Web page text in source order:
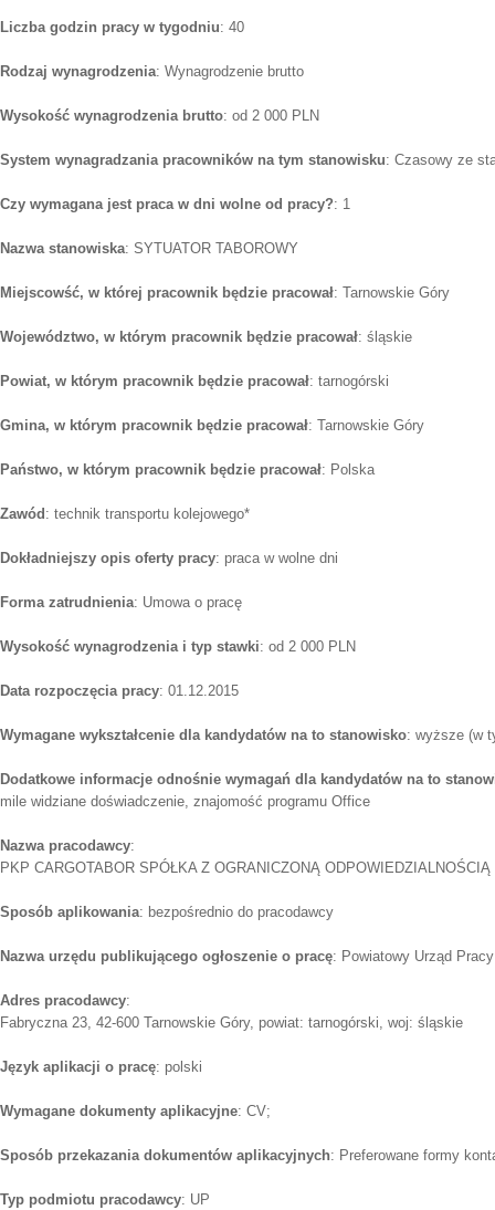
Liczba godzin pracy w tygodniu: 40
Rodzaj wynagrodzenia: Wynagrodzenie brutto
Wysokość wynagrodzenia brutto: od 2 000 PLN
System wynagradzania pracowników na tym stanowisku: Czasowy ze
Czy wymagana jest praca w dni wolne od pracy?: 1
Nazwa stanowiska: SYTUATOR TABOROWY
Miejscowść, w której pracownik będzie pracował: Tarnowskie Góry
Województwo, w którym pracownik będzie pracował: śląskie
Powiat, w którym pracownik będzie pracował: tarnogórski
Gmina, w którym pracownik będzie pracował: Tarnowskie Góry
Państwo, w którym pracownik będzie pracował: Polska
Zawód : technik transportu kolejowego*
Dokładniejszy opis oferty pracy: praca w wolne dni
Forma zatrudnienia: Umowa o pracę
Wysokość wynagrodzenia i typ stawki: od 2 000 PLN
Data rozpoczęcia pracy: 01.12.2015
Wymagane wykształcenie dla kandydatów na to stanowisko: wyższe (w
Dodatkowe informacje odnośnie wymagań dla kandydatów na to
mile widziane doświadczenie, znajomość programu Office
Nazwa pracodawcy:
PKP CARGOTABOR SPÓŁKA Z OGRANICZONĄ ODPOWIEDZIALNOŚCIĄ
Sposób aplikowania: bezpośrednio do pracodawcy
Nazwa urzędu publikującego ogłoszenie o pracę: Powiatowy Urząd
Adres pracodawcy:
Fabryczna 23, 42-600 Tarnowskie Góry, powiat: tarnogórski, woj: śląskie
Język aplikacji o pracę: polski
Wymagane dokumenty aplikacyjne: CV;
Sposób przekazania dokumentów aplikacyjnych: Preferowane formy
Typ podmiotu pracodawcy: UP